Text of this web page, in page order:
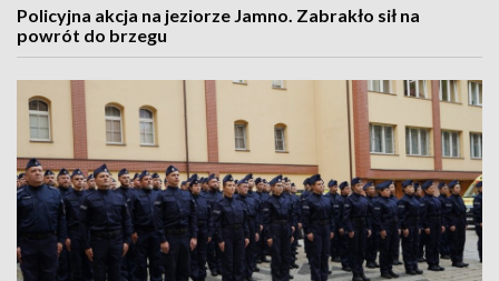
Policyjna akcja na jeziorze Jamno. Zabrakło sił na
powrót do brzegu